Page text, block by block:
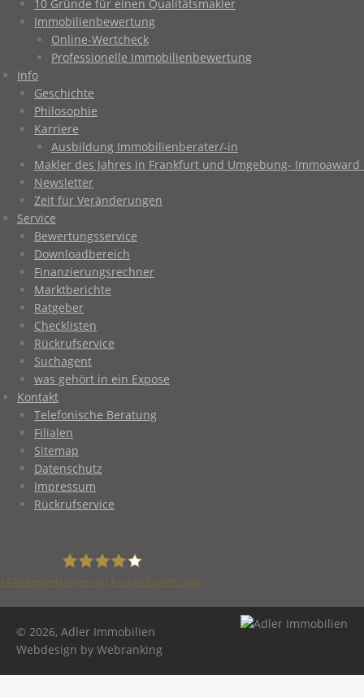
10 Gründe für einen Qualitätsmakler
Immobilienbewertung
Online-Wertcheck
Professionelle Immobilienbewertung
Info
Geschichte
Philosophie
Karriere
Ausbildung Immobilienberater/-in
Makler des Jahres in Frankfurt und Umgebung-
Newsletter
Zeit für Veränderungen
Service
Bewertungsservice
Downloadbereich
Finanzierungsrechner
Marktberichte
Ratgeber
Checklisten
Rückrufservice
Suchagent
was gehört in ein Expose
Kontakt
Telefonische Beratung
Filialen
Sitemap
Datenschutz
Impressum
Rückrufservice
Adler Immobilien
1440 Bewertungen auf ProvenExpert.com
© 2026, Adler Immobilien
Webdesign by Webranking